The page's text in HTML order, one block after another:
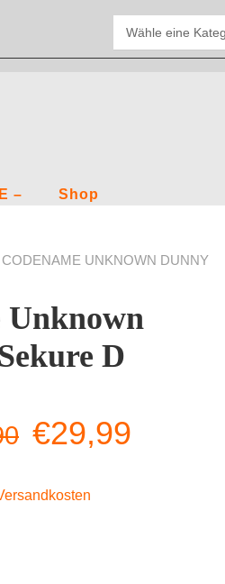
– Shop
UNKNOWN DUNNY
Unknown
D
Ursprünglicher
Preis
€29,99